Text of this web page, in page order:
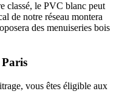
classé, le PVC blanc peut
de notre réseau montera
des menuiseries bois
vous êtes éligible aux